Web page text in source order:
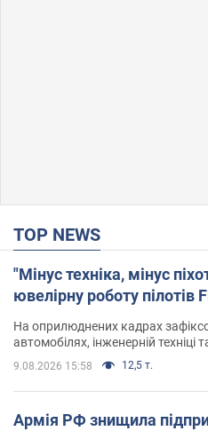
TOP NEWS
"Мінус техніка, мінус
ювелірну роботу пілотів
На оприлюднених кадрах
автомобілях, інженерній техніці
9.08.2026 15:58 12,5 т.
Армія РФ знищила